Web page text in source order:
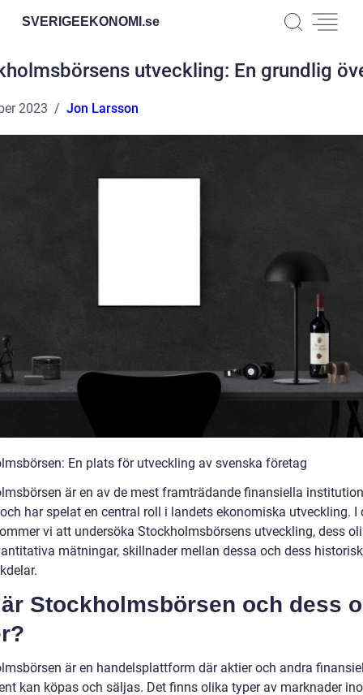
SVERIGEEKONOMI.se
utveckling: En grundlig
2023 Jon Larsson
En plats för utveckling av svenska företag
är en av de mest framträdande finansiella
har spelat en central roll i landets ekonomiska utveckling. I
vi att undersöka Stockholmsbörsens utveckling, dess
mätningar, skillnader mellan dessa och dess
Stockholmsbörsen och dess
är en handelsplattform där aktier och andra
kan köpas och säljas. Det finns olika typer av marknader